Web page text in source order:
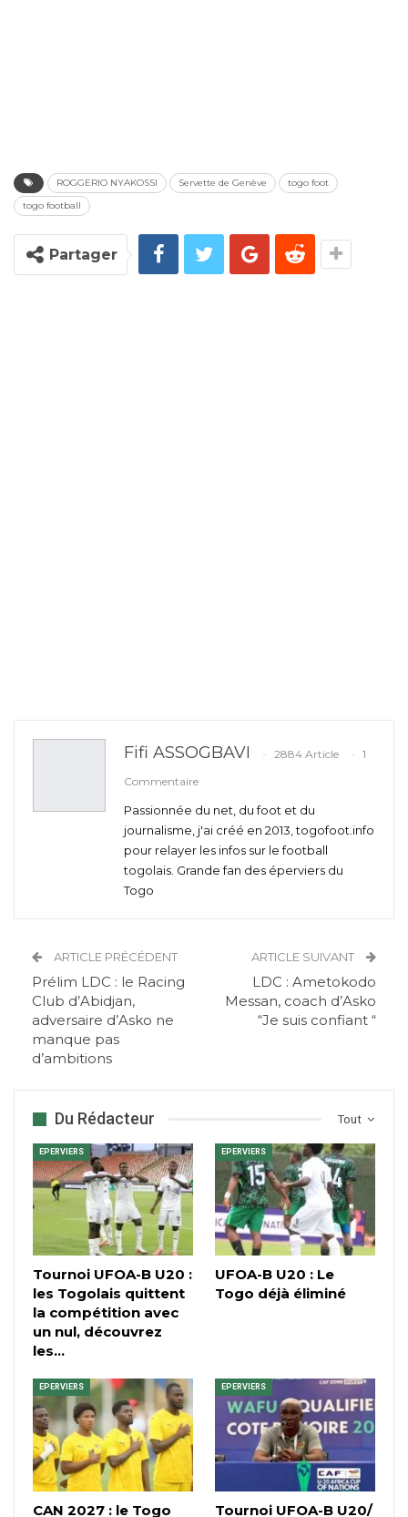
ROGGERIO NYAKOSSI Servette de Genève
togo foot
togo football
Partager
Fifi ASSOGBAVI 2884 Article
1
Commentaire
Passionnée du net, du foot et du
journalisme, j'ai créé en 2013, togofoot.info
pour relayer les infos sur le football
togolais. Grande fan des éperviers du
Togo
ARTICLE PRÉCÉDENT
Prélim LDC : le Racing
Club d’Abidjan,
adversaire d’Asko ne
manque pas
d’ambitions
ARTICLE SUIVANT
LDC : Ametokodo
Messan, coach d’Asko
“Je suis confiant “
Tout
Du Rédacteur
EPERVIERS
Tournoi UFOA-B U20 :
les Togolais quittent
la compétition avec
un nul, découvrez
les…
EPERVIERS
UFOA-B U20 : Le
Togo déjà éliminé
EPERVIERS
CAN 2027 : le Togo
EPERVIERS
Tournoi UFOA-B U20/